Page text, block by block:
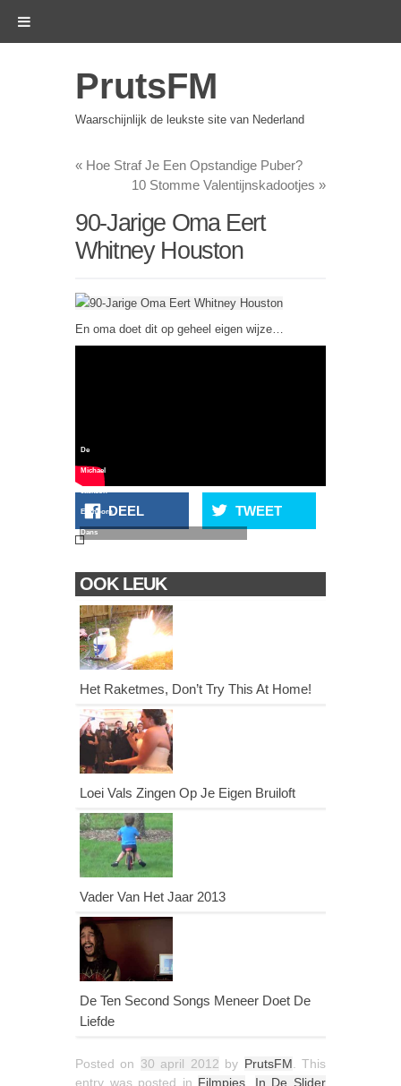
PrutsFM
Waarschijnlijk de leukste site van Nederland
« Hoe Straf Je Een Opstandige Puber?
10 Stomme Valentijnskadootjes »
90-Jarige Oma Eert
Whitney Houston
En oma doet dit op geheel eigen wijze…
DEEL TWEET
De
Michael
Eekhoorn
Dans
OOK LEUK
Het Raketmes, Don’t Try This At Home!
Loei Vals Zingen Op Je Eigen Bruiloft
Vader Van Het Jaar 2013
De Ten Second Songs Meneer Doet De
Liefde
Posted on 30 april 2012 by PrutsFM . This
entry was posted in Filmpjes
In De Slider